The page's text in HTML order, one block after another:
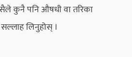
कुनै पनि औषधी वा तरिका
लिनुहोस् ।